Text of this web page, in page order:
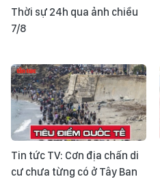
Thời sự 24h qua ảnh chiều
7/8
Tin tức TV: Cơn địa chấn di
cư chưa từng có ở Tây Ban